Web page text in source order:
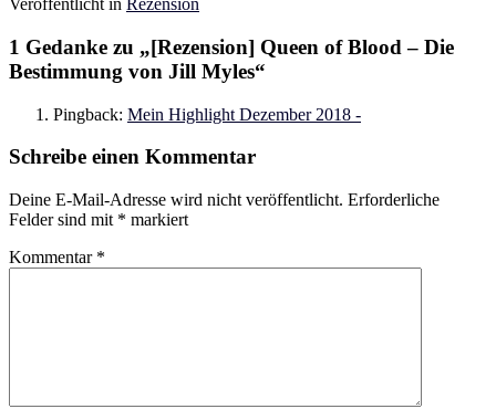
Veröffentlicht in Rezension
1 Gedanke zu „[Rezension] Queen of Blood – Die
Bestimmung von Jill Myles“
Pingback: Mein Highlight Dezember 2018 -
Schreibe einen Kommentar
Deine E-Mail-Adresse wird nicht veröffentlicht. Erforderliche
Felder sind mit * markiert
Kommentar *